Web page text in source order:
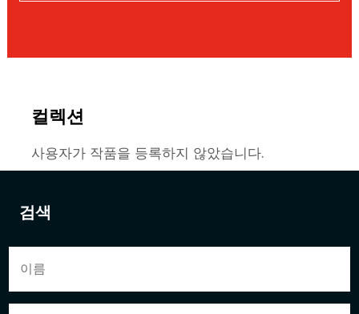
검색
컬렉션
사용자가 작품을 등록하지 않았습니다.